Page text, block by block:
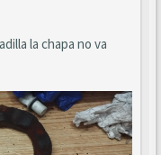
la chapa no va